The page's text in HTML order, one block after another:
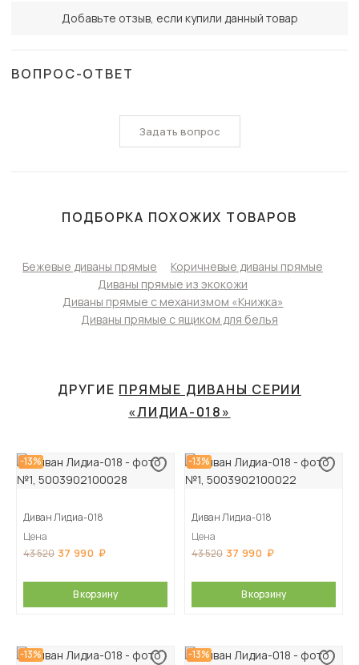
Добавьте отзыв, если купили данный товар
ВОПРОС-ОТВЕТ
Задать вопрос
ПОДБОРКА ПОХОЖИХ ТОВАРОВ
Бежевые диваны прямые
Коричневые диваны прямые
Диваны прямые из экокожи
Диваны прямые с механизмом «Книжка»
Диваны прямые с ящиком для белья
ДРУГИЕ ПРЯМЫЕ ДИВАНЫ СЕРИИ
«ЛИДИА-018»
-13%
Диван Лидиа-018
Цена
43 520 37 990
В корзину
-13%
Диван Лидиа-018
Цена
43 520 37 990
В корзину
-13% -13%